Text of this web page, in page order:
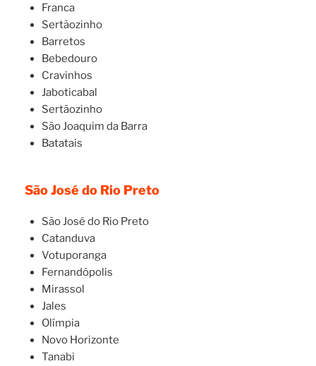
Franca
Sertãozinho
Barretos
Bebedouro
Cravinhos
Jaboticabal
Sertãozinho
São Joaquim da Barra
Batatais
São José do Rio Preto
São José do Rio Preto
Catanduva
Votuporanga
Fernandópolis
Mirassol
Jales
Olímpia
Novo Horizonte
Tanabi